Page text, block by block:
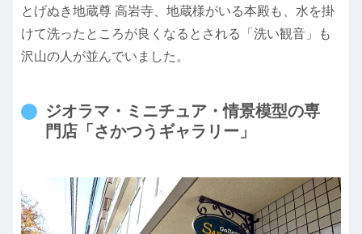
とげぬき地蔵尊 高岩寺、地蔵様がいる本殿も、水を掛
けて洗ったところが良くなるとされる「洗い観音」も
沢山の人が並んでいました。
ジオラマ・ミニチュア・情景模型の専
門店「さかつうギャラリー」